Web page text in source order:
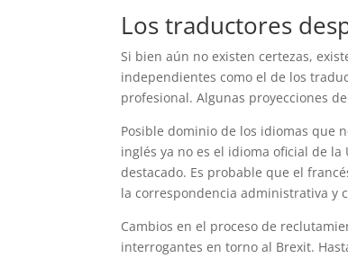
Los traductores
Si bien aún no existen certezas,
independientes como el de los
profesional. Algunas proyecciones
Posible dominio de los idiomas que
inglés ya no es el idioma oficial de
destacado. Es probable que el
la correspondencia administrativa y
Cambios en el proceso de
interrogantes en torno al Brexit.